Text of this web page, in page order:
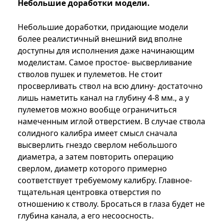
Небольшие доработки модели.
Небольшие доработки, придающие модели
более реалистичный внешний вид вполне
доступны для исполнения даже начинающим
моделистам. Самое простое- высверливание
стволов пушек и пулеметов. Не стоит
просверливать ствол на всю длину- достаточно
лишь наметить канал на глубину 4-8 мм., а у
пулеметов можно вообще ограничиться
намеченным иглой отверстием. В случае ствола
солидного калибра имеет смысл сначала
высверлить гнездо сверлом небольшого
диаметра, а затем повторить операцию
сверлом, диаметр которого примерно
соответствует требуемому калибру. Главное-
тщательная центровка отверстия по
отношению к стволу. Бросаться в глаза будет не
глубина канала, а его несоосность.